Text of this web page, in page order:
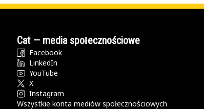
Cat — media społecznościowe
Facebook
LinkedIn
YouTube
X
Instagram
Wszystkie konta mediów społecznościowych